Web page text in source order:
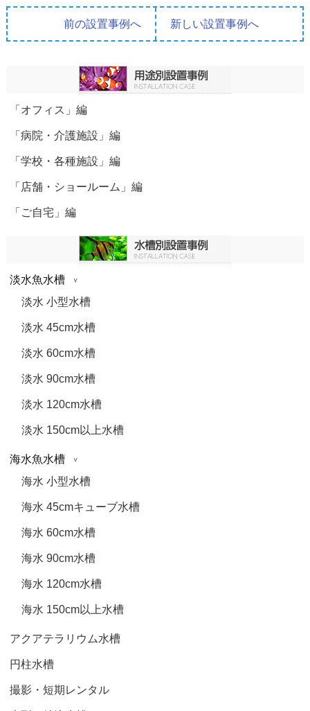
前の設置事例へ 新しい設置事例へ
「オフィス」編
「病院・介護施設」編
「学校・各種施設」編
「店舗・ショールーム」編
「ご自宅」編
淡水魚水槽
淡水 小型水槽
淡水 45cm水槽
淡水 60cm水槽
淡水 90cm水槽
淡水 120cm水槽
淡水 150cm以上水槽
海水魚水槽
海水 小型水槽
海水 45cmキューブ水槽
海水 60cm水槽
海水 90cm水槽
海水 120cm水槽
海水 150cm以上水槽
アクアテラリウム水槽
円柱水槽
撮影・短期レンタル